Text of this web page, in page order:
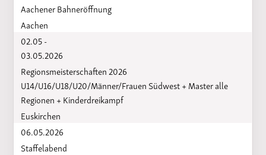
Aachener Bahneröffnung
Aachen
02.05 -
03.05.2026
Regionsmeisterschaften 2026
U14/U16/U18/U20/Männer/Frauen Südwest + Master alle
Regionen + Kinderdreikampf
Euskirchen
06.05.2026
Staffelabend